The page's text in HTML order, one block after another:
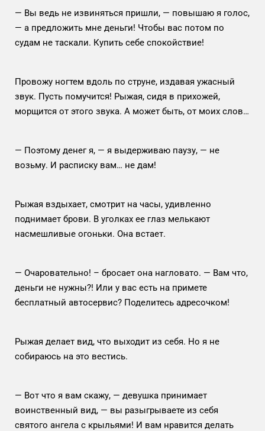
— Вы ведь не извиняться пришли, — повышаю я голос,
— а предложить мне деньги! Чтобы вас потом по
судам не таскали. Купить себе спокойствие!
Провожу ногтем вдоль по струне, издавая ужасный
звук. Пусть помучится! Рыжая, сидя в прихожей,
морщится от этого звука. А может быть, от моих слов…
— Поэтому денег я, — я выдерживаю паузу, — не
возьму. И расписку вам… не дам!
Рыжая вздыхает, смотрит на часы, удивленно
поднимает брови. В уголках ее глаз мелькают
насмешливые огоньки. Она встает.
— Очаровательно! – бросает она нагловато. — Вам что,
деньги не нужны?! Или у вас есть на примете
бесплатный автосервис? Поделитесь адресочком!
Рыжая делает вид, что выходит из себя. Но я не
собираюсь на это вестись.
— Вот что я вам скажу, — девушка принимает
воинственный вид, — вы разыгрываете из себя
святого ангела с крыльями! И вам нравится делать